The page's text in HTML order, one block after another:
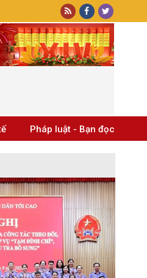
Pháp luật - Bạn đọc